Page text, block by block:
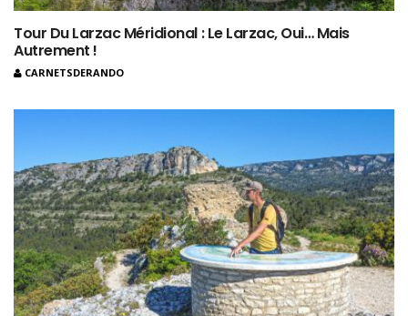
Tour Du Larzac Méridional : Le Larzac, Oui… Mais
Autrement !
CARNETSDERANDO